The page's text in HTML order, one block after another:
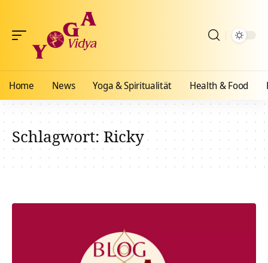
Home News Yoga & Spiritualität Health & Food
Schlagwort:Ricky